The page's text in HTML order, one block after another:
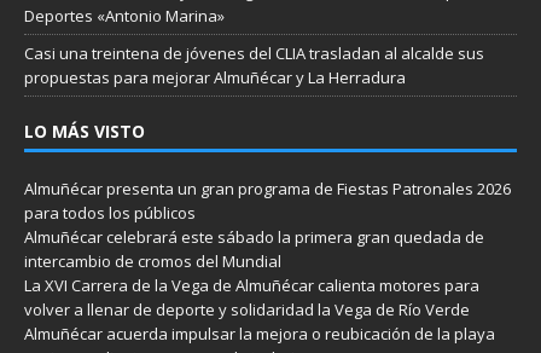
Deportes «Antonio Marina»
Casi una treintena de jóvenes del CLIA trasladan al alcalde sus
propuestas para mejorar Almuñécar y La Herradura
LO MÁS VISTO
Almuñécar presenta un gran programa de Fiestas Patronales 2026
para todos los públicos
Almuñécar celebrará este sábado la primera gran quedada de
intercambio de cromos del Mundial
La XVI Carrera de la Vega de Almuñécar calienta motores para
volver a llenar de deporte y solidaridad la Vega de Río Verde
Almuñécar acuerda impulsar la mejora o reubicación de la playa